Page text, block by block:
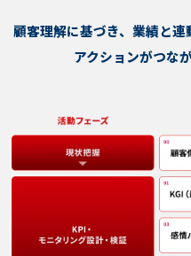
顧客理解に基づき、業績と
アクションがつな